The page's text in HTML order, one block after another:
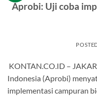
Aprobi: Uji coba
KONTAN.CO.ID –
Indonesia (Aprobi)
implementasi campuran